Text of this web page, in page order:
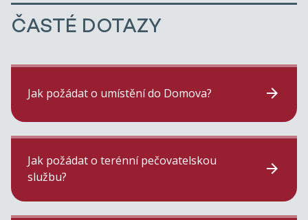
ČASTÉ DOTAZY
Jak požádat o umístění do Domova?
Jak požádat o terénní pečovatelskou
službu?